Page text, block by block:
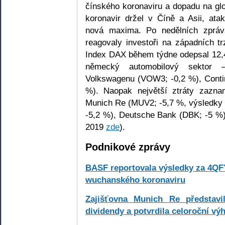
čínského koronaviru a dopadu na
koronavir držel v Číně a Asii,
nová maxima. Po nedělních
reagovaly investoři na západních
Index DAX během týdne odepsal
německý automobilový
Volkswagenu (VOW3; -0,2 %),
%). Naopak největší ztráty
Munich Re (MUV2; -5,7 %,
-5,2 %), Deutsche Bank (DBK; -5
2019 zde).
Podnikové zprávy
BASF reportovala výsledky za
wuchanského koronaviru
Zajišťovna Munich Re
dividendy a potvrdila celoroční